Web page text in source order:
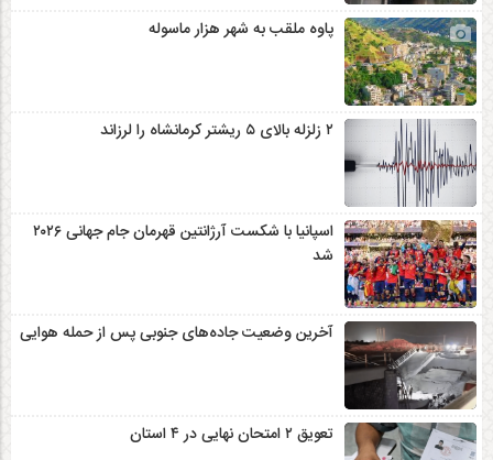
پاوه ملقب به شهر هزار ماسوله
۲ زلزله‌ بالای ۵ ریشتر کرمانشاه را لرزاند
اسپانیا با شکست آرژانتین قهرمان جام جهانی ۲۰۲۶
شد
آخرین وضعیت جاده‌های جنوبی پس از حمله هوایی
تعویق ۲ امتحان نهایی در ۴ استان